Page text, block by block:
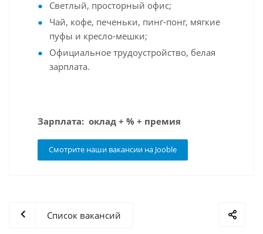
Светлый, просторный офис;
Чай, кофе, печеньки, пинг-понг, мягкие
пуфы и кресло-мешки;
Официальное трудоустройство, белая
зарплата.
Зарплата: оклад + % + премия
Смотрите наши вакансии на Jooble
Список вакансий